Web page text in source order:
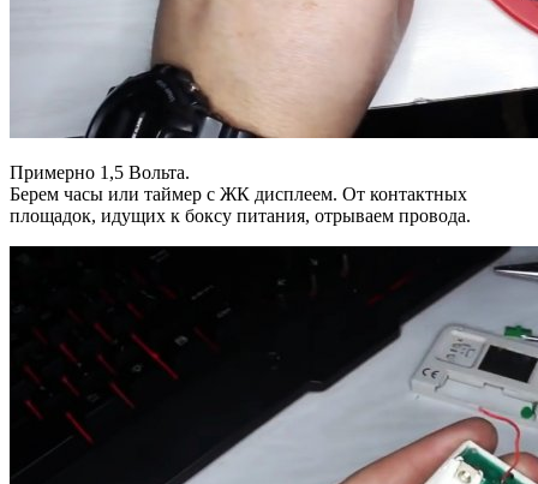
Примерно 1,5 Вольта.
Берем часы или таймер с ЖК дисплеем. От контактных
площадок, идущих к боксу питания, отрываем провода.